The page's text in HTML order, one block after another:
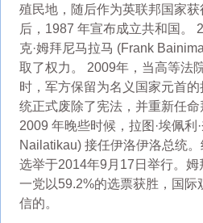
殖民地，随后作为英联邦国家
后，1987 年宣布成立共和国。
克·姆拜尼马拉马 (Frank
取了权力。 2009年，当高等法
时，军方保留为名义国家元首的
统正式废除了宪法，并重新任命
2009 年晚些时候，拉图·埃佩利
Nailatikau) 接任伊洛伊洛总统
选举于2014年9月17日举行。
一党以59.2%的选票获胜，国际
信的。